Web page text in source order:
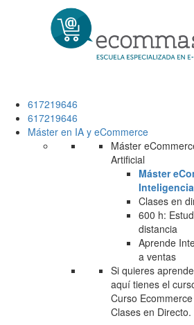
617219646
617219646
Máster en IA y eCommerce
Máster
Artificial
Máster
Clases en
600 h:
distancia
Aprende
a ventas
Si quieres
aquí tienes el
Curso
Clases en